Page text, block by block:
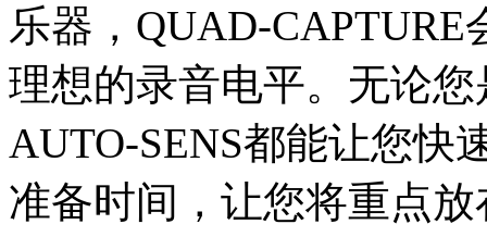
乐器，QUAD-
理想的录音电平。无论
AUTO-SENS都能让您快
准备时间，让您将重点